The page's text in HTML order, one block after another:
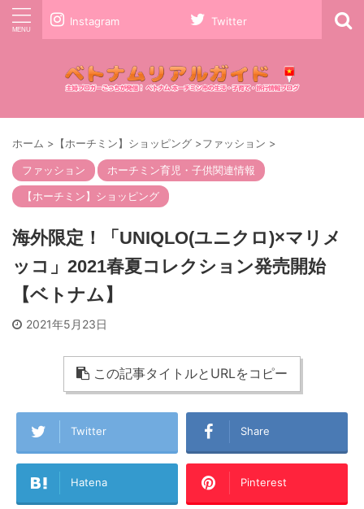
Instagram Twitter
ホーム > 【ホーチミン】ショッピング >ファッション >
ファッション
ホーチミン育児・子供関連情報
【ホーチミン】ショッピング
海外限定！「UNIQLO(ユニクロ)×マリメ
ッコ」2021春夏コレクション発売開始
【ベトナム】
2021年5月23日
この記事タイトルとURLをコピー
Twitter Share
Hatena Pinterest